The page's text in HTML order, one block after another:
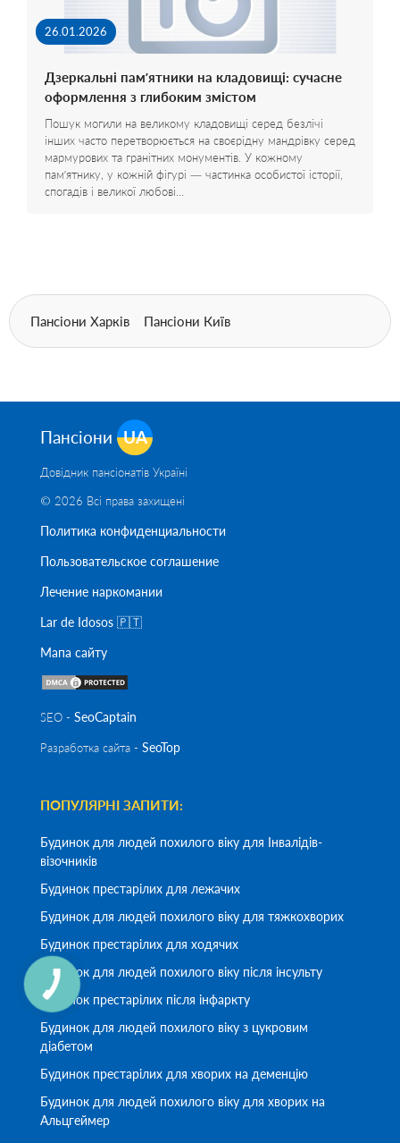
26.01.2026
Дзеркальні пам’ятники на кладовищі: сучасне
оформлення з глибоким змістом
Пошук могили на великому кладовищі серед безлічі
інших часто перетворюється на своєрідну мандрівку серед
мармурових та гранітних монументів. У кожному
пам’ятнику, у кожній фігурі — частинка особистої історії,
спогадів і великої любові…
Пансіони Харків Пансіони Київ
Пансіони UA
Довідник пансіонатів Україні
© 2026 Всі права захищені
Политика конфиденциальности
Пользовательское соглашение
Лечение наркомании
Lar de Idosos 🇵🇹
Мапа сайту
SEO - SeoСaptain
Разработка сайта - SeoTop
ПОПУЛЯРНІ ЗАПИТИ:
Будинок для людей похилого віку для Інвалідів-
візочників
Будинок престарілих для лежачих
Будинок для людей похилого віку для тяжкохворих
Будинок престарілих для ходячих
Будинок для людей похилого віку після інсульту
Будинок престарілих після інфаркту
Будинок для людей похилого віку з цукровим
діабетом
Будинок престарілих для хворих на деменцію
Будинок для людей похилого віку для хворих на
Альцгеймер